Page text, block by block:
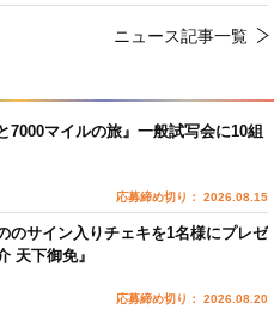
ニュース記事一覧
7000マイルの旅』一般試写会に10組
応募締め切り： 2026.08.15
のサイン入りチェキを1名様にプレゼ
天下御免』
応募締め切り： 2026.08.20